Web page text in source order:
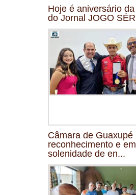
Hoje é aniversário
do Jornal JOGO
Câmara de Guaxupé
reconhecimento e
solenidade de en...